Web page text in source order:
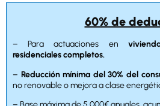
60% de
– Para actuaciones en
residenciales completos.
– Reducción mínima del 30% del
no renovable o mejora a clase